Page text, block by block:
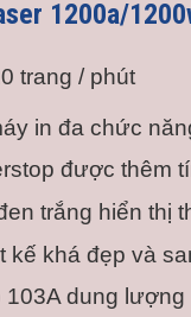
1200a/
trang / phút
in đa chức
được thêm
trắng hiển thị
kế khá đẹp và
dung